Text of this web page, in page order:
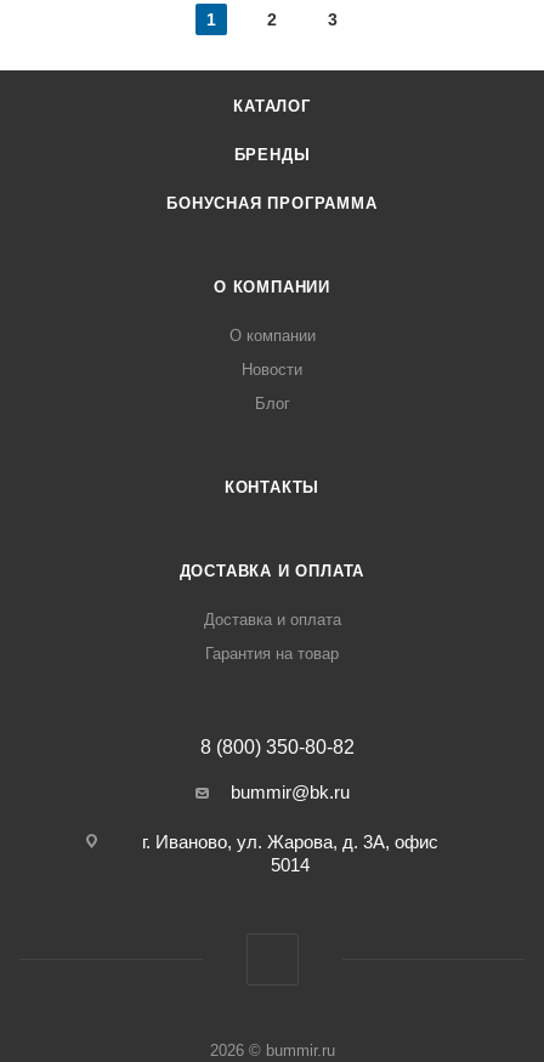
1 2 3
КАТАЛОГ
БРЕНДЫ
БОНУСНАЯ ПРОГРАММА
О КОМПАНИИ
О компании
Новости
Блог
КОНТАКТЫ
ДОСТАВКА И ОПЛАТА
Доставка и оплата
Гарантия на товар
8 (800) 350-80-82
bummir@bk.ru
г. Иваново, ул. Жарова, д. 3А, офис
5014
2026 © bummir.ru